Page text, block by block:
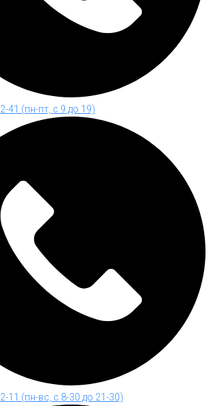
41 (пн-пт, с 9 до 19)
11 (пн-вс, с 8-30 до 21-30)